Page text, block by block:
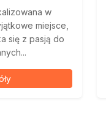
w
miejsce,
się z pasją do